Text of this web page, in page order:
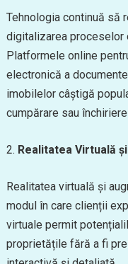
Tehnologia continuă să
digitalizarea proceselor
Platformele online
electronică a
imobilelor câștigă
cumpărare sau
2. Realitatea Virtuală
Realitatea virtuală și
modul în care clienții
virtuale permit
proprietățile fără a fi